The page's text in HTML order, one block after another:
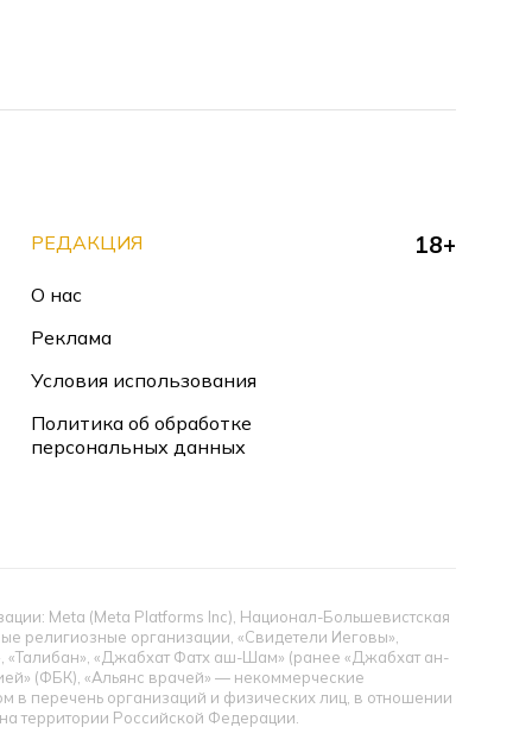
РЕДАКЦИЯ
О нас
Реклама
Условия использования
Политика об обработке
персональных данных
18+
Meta (Meta Platforms Inc), Национал-Большевистская
религиозные организации, «Свидетели Иеговы»,
«Талибан», «Джабхат Фатх аш-Шам» (ранее «Джабхат ан-
(ФБК), «Альянс врачей» — некоммерческие
перечень организаций и физических лиц, в отношении
территории Российской Федерации.